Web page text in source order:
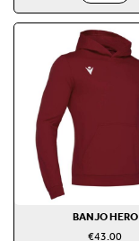
BANJO HERO
€43.00